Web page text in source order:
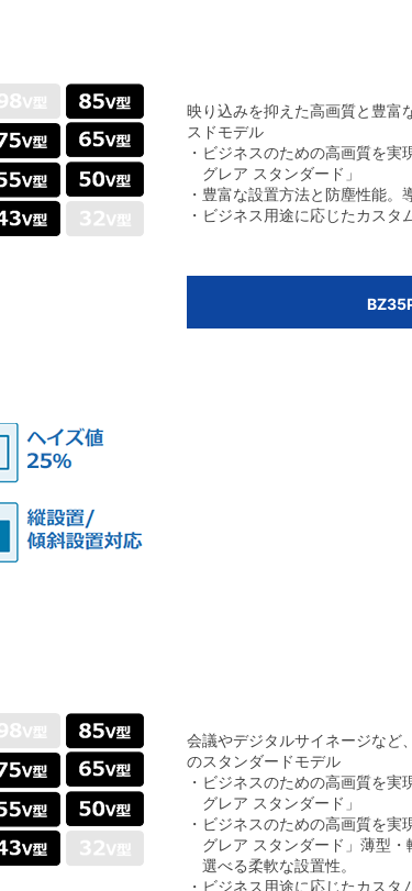
映り込みを抑えた高画質と豊富
スドモデル
・ビジネスのための高画質を
グレア スタンダード」
・豊富な設置方法と防塵性能
・ビジネス用途に応じたカス
会議やデジタルサイネージなど
のスタンダードモデル
・ビジネスのための高画質を
グレア スタンダード」
・ビジネスのための高画質を
グレア スタンダード」薄型
選べる柔軟な設置性。
・ビジネス用途に応じたカス